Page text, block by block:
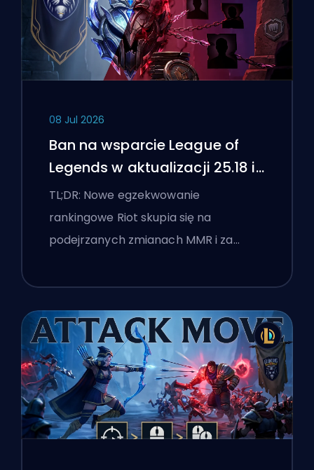
08 Jul 2026
Ban na wsparcie League of
Legends w aktualizacji 25.18 i
flagi boostingu
TL;DR: Nowe egzekwowanie
rankingowe Riot skupia się na
podejrzanych zmianach MMR i za…